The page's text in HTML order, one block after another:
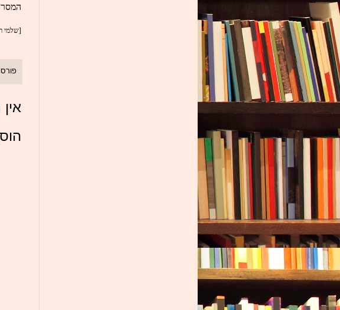
המסר
[שלמי